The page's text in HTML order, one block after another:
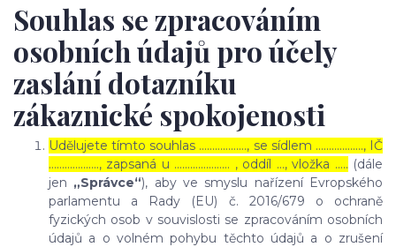
Souhlas se zpracováním
osobních údajů pro účely
zaslání dotazníku
zákaznické spokojenosti
Udělujete tímto souhlas ……………..., se sídlem ………………, IČ
………………., zapsaná u ………………… , oddíl …, vložka ….. (dále
jen „Správce“), aby ve smyslu nařízení Evropského
parlamentu a Rady (EU) č. 2016/679 o ochraně
fyzických osob v souvislosti se zpracováním osobních
údajů a o volném pohybu těchto údajů a o zrušení